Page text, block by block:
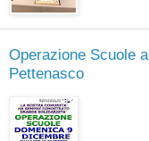
Operazione Scuole a
Pettenasco